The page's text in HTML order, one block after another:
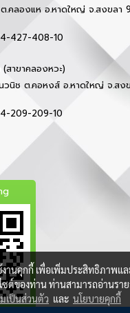
ลองแห อ.หาดใหญ่ จ.สงขลา
427-408-10
าขาคลองหวะ)
นิช ต.คอหงส์ อ.หาดใหญ่ จ.สง
209-209-10
งานคุกกี้ เพื่อเพิ่มประสิทธิภาพ
ซต์ของท่าน ท่านสามารถอ่านรา
เป็นส่วนตัว และ นโยบายคุกกี้